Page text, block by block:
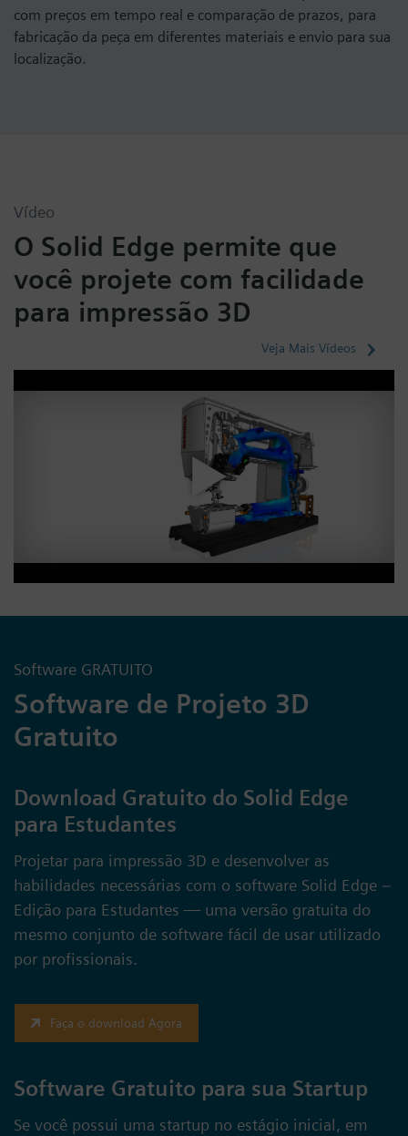
com preços em tempo real e comparação de prazos, para
fabricação da peça em diferentes materiais e envio para sua
localização.
Vídeo
O Solid Edge permite que
você projete com facilidade
para impressão 3D
Veja Mais Vídeos
Software GRATUITO
Software de Projeto 3D
Gratuito
Download Gratuito do Solid Edge
para Estudantes
Projetar para impressão 3D e desenvolver as
habilidades necessárias com o software Solid Edge –
Edição para Estudantes — uma versão gratuita do
mesmo conjunto de software fácil de usar utilizado
por profissionais.
Faça o download Agora
Software Gratuito para sua Startup
Se você possui uma startup no estágio inicial, em